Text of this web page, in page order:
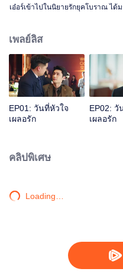
เอ๋อร์เข้าไปในนิยายรักยุคโบราณ ได้
คู่รักคู่นี้จะได้ลงเอยกันหรือไม่...
เพลย์ลิส
EP01: วันที่หัวใจ
เผลอรัก
EP02: วั
เผลอรัก
คลิปพิเศษ
Loading…